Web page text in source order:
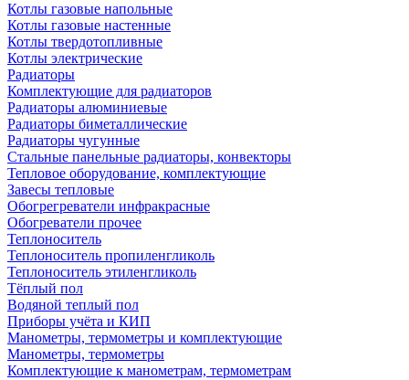
Котлы газовые напольные
Котлы газовые настенные
Котлы твердотопливные
Котлы электрические
Радиаторы
Комплектующие для радиаторов
Радиаторы алюминиевые
Радиаторы биметаллические
Радиаторы чугунные
Стальные панельные радиаторы, конвекторы
Тепловое оборудование, комплектующие
Завесы тепловые
Обогрегреватели инфракрасные
Обогреватели прочее
Теплоноситель
Теплоноситель пропиленгликоль
Теплоноситель этиленгликоль
Тёплый пол
Водяной теплый пол
Приборы учёта и КИП
Манометры, термометры и комплектующие
Манометры, термометры
Комплектующие к манометрам, термометрам